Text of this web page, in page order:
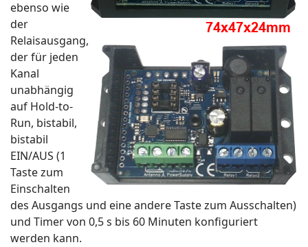
ebenso wie
der
Relaisausgang,
der für jeden
Kanal
unabhängig
auf Hold-to-
Run, bistabil,
bistabil
EIN/AUS (1
Taste zum
Einschalten
des Ausgangs und eine andere Taste zum Ausschalten)
und Timer von 0,5 s bis 60 Minuten konfiguriert
werden kann.